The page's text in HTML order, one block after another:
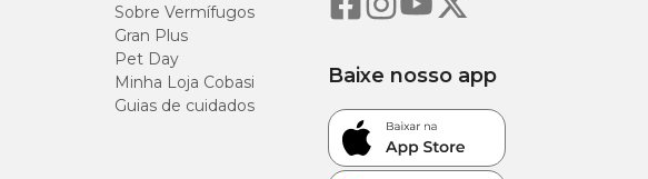
23 cm
Sobre Vermífugos
Gran Plus
Pet Day
Minha Loja Cobasi
Guias de cuidados
Baixe nosso app